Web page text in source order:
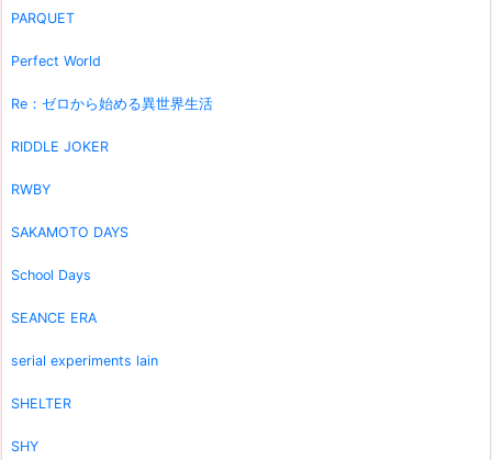
PARQUET
Perfect World
Re：ゼロから始める異世界生活
RIDDLE JOKER
RWBY
SAKAMOTO DAYS
School Days
SEANCE ERA
serial experiments lain
SHELTER
SHY